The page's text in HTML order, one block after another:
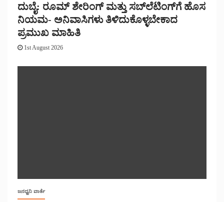
ದುಬೈ: ರೂಮ್ ಶೇರಿಂಗ್ ಮತ್ತು ಸಬ್‌ಲೆಟಿಂಗ್‌ಗೆ ಹೊಸ
ನಿಯಮ- ಅನಿವಾಸಿಗಳು ತಿಳಿದುಕೊಳ್ಳಬೇಕಾದ
ಪ್ರಮುಖ ಮಾಹಿತಿ
1st August 2026
ಜನಧ್ವನಿ ವಾರ್ತೆ